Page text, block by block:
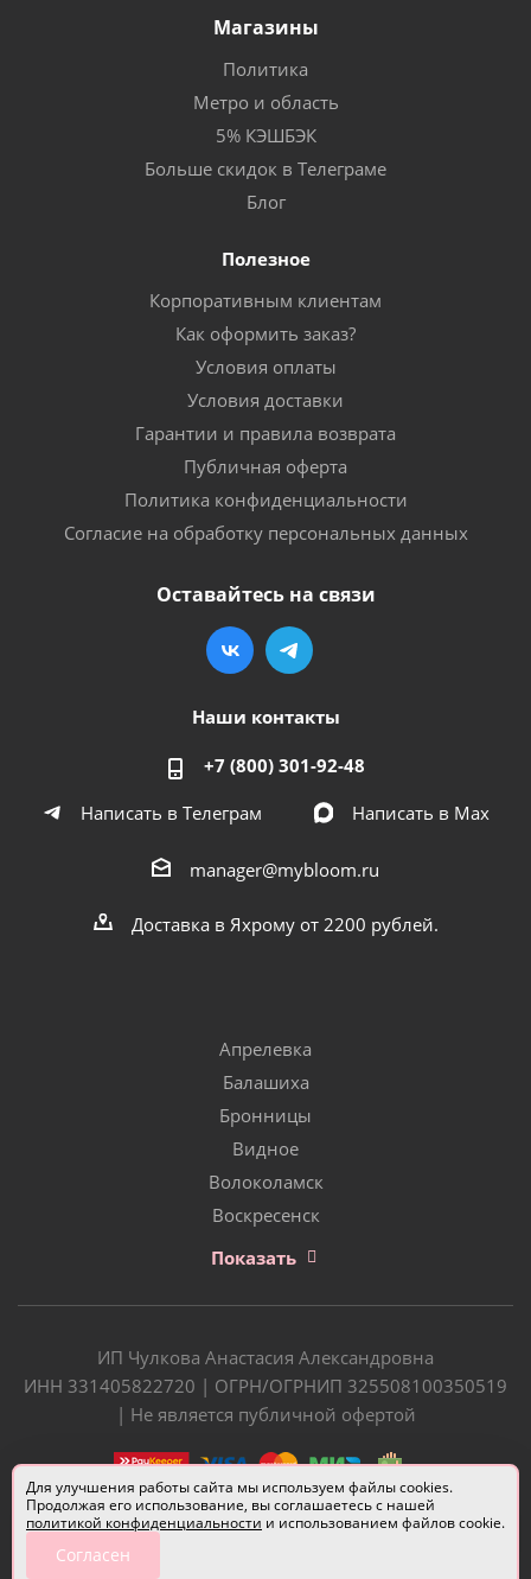
Магазины
Политика
Метро и область
5% КЭШБЭК
Больше скидок в Телеграме
Блог
Полезное
Корпоративным клиентам
Как оформить заказ?
Условия оплаты
Условия доставки
Гарантии и правила возврата
Публичная оферта
Политика конфиденциальности
Согласие на обработку персональных данных
Оставайтесь на связи
Наши контакты
+7 (800) 301-92-48
Написать в Телеграм
Написать в Мах
manager@mybloom.ru
Доставка в Яхрому от 2200 рублей.
Апрелевка
Балашиха
Бронницы
Видное
Волоколамск
Воскресенск
Показать
ИП Чулкова Анастасия Александровна
ИНН 331405822720 | ОГРН/ОГРНИП 325508100350519
| Не является публичной офертой
Разработчик сайта —
Для улучшения работы сайта мы используем файлы cookies.
Продолжая его использование, вы соглашаетесь с нашей
политикой конфиденциальности и использованием файлов cookie.
Согласен